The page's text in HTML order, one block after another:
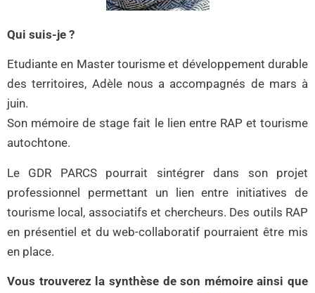
Qui suis-je ?
Etudiante en Master tourisme et développement durable
des territoires, Adèle nous a accompagnés de mars à
juin.
Son mémoire de stage fait le lien entre RAP et tourisme
autochtone.
Le GDR PARCS pourrait sintégrer dans son projet
professionnel permettant un lien entre initiatives de
tourisme local, associatifs et chercheurs. Des outils RAP
en présentiel et du web-collaboratif pourraient être mis
en place.
Vous trouverez la synthèse de son mémoire ainsi que